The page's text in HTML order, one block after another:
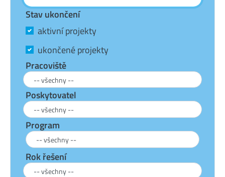
Stav ukončení
aktivní projekty
ukončené projekty
Pracoviště
Poskytovatel
Program
Rok řešení